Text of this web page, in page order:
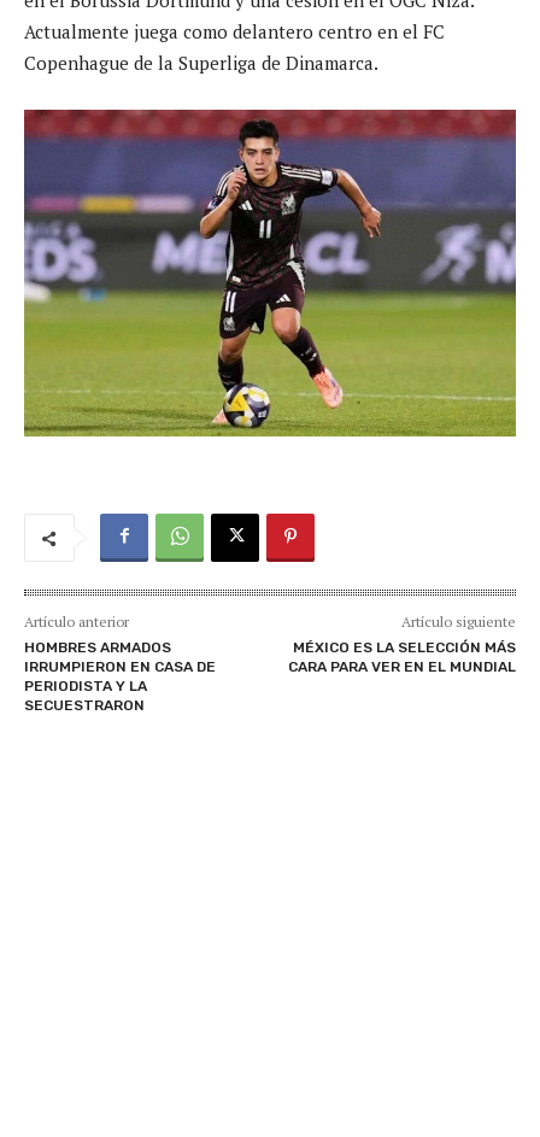
Actualmente juega como delantero centro en el FC
Copenhague de la Superliga de Dinamarca.
Artículo anterior
HOMBRES ARMADOS
IRRUMPIERON EN CASA DE
PERIODISTA Y LA
SECUESTRARON
Artículo siguiente
MÉXICO ES LA SELECCIÓN MÁS
CARA PARA VER EN EL MUNDIAL